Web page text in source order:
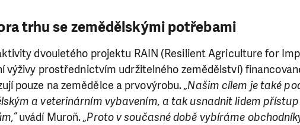
trhu se zemědělskými potřebami
dvouletého projektu RAIN (Resilient Agriculture for
výživy prostřednictvím udržitelného zemědělství)
pouze na zemědělce a prvovýrobu.„Našim cílem je také
a veterinárním vybavením, a tak usnadnit lidem
uvádí Muroň.„Proto v současné době vybíráme